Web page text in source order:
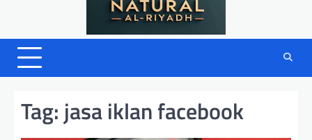
Tag: jasa iklan facebook